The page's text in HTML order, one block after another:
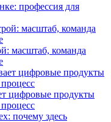
профессия для
масштаб, команда
цифровые продукты